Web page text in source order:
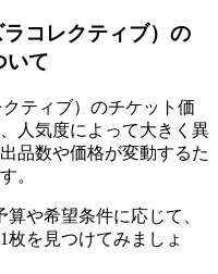
コレクティブ）の
いて
ティブ）のチケット価
人気度によって大きく異
品数や価格が変動するた
。
や希望条件に応じて、
枚を見つけてみましょ